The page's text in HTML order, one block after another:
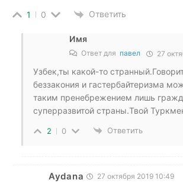
1 0 Ответить
Имя
Ответ для павел 27
Узбек,ты какой-то
беззакония и гастербайтеризма
таким пренебрежением лишь
суперразвитой страны.Твой
2 0 Ответить
Aydana 27 октября 2019 10:49